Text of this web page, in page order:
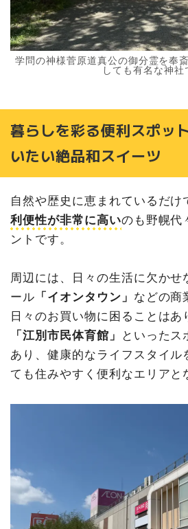
学問の神様菅原道真公の御分霊を奉
しても有名な神社
暮らしを彩る便利スポッ
いたい絶品和スイーツ
自然や歴史に恵まれているだけ
利便性が非常に高いのも野幌代
ントです。
周辺には、日々の生活に欠かせ
ール 「イオンタウン」 などの商
日々のお買い物に困ることはあ
「江別市民体育館」
といったス
あり、健康的なライフスタイル
ても住みやすく便利なエリアと